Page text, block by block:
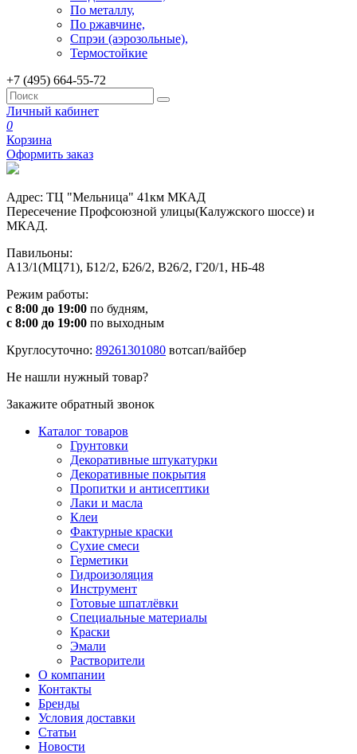
По металлу,
По ржавчине,
Спрэи (аэрозольные),
Термостойкие
+7 (495) 664-55-72
Личный кабинет
0
Корзина
Оформить заказ
Адрес: ТЦ "Мельница" 41км МКАД
Пересечение Профсоюзной улицы(Калужского шоссе) и
МКАД.
Павильоны:
А13/1(МЦ71), Б12/2, Б26/2, В26/2, Г20/1, НБ-48
Режим работы:
с 8:00 до 19:00 по будням,
с 8:00 до 19:00 по выходным
Круглосуточно: 89261301080 вотсап/вайбер
Не нашли нужный товар?
Закажите обратный звонок
Каталог товаров
Грунтовки
Декоративные штукатурки
Декоративные покрытия
Пропитки и антисептики
Лаки и масла
Клеи
Фактурные краски
Сухие смеси
Герметики
Гидроизоляция
Инструмент
Готовые шпатлёвки
Специальные материалы
Краски
Эмали
Растворители
О компании
Контакты
Бренды
Условия доставки
Статьи
Новости